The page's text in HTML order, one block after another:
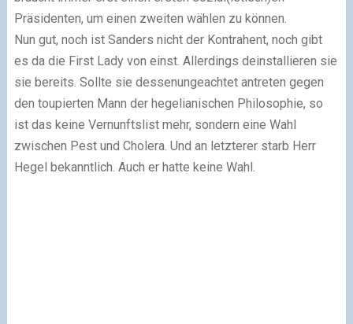
Präsidenten, um einen zweiten wählen zu können.
Nun gut, noch ist Sanders nicht der Kontrahent, noch gibt
es da die First Lady von einst. Allerdings deinstallieren sie
sie bereits. Sollte sie dessenungeachtet antreten gegen
den toupierten Mann der hegelianischen Philosophie, so
ist das keine Vernunftslist mehr, sondern eine Wahl
zwischen Pest und Cholera. Und an letzterer starb Herr
Hegel bekanntlich. Auch er hatte keine Wahl.